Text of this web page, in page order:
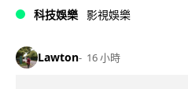
科技娛樂 影視娛樂
Lawton 16 小時